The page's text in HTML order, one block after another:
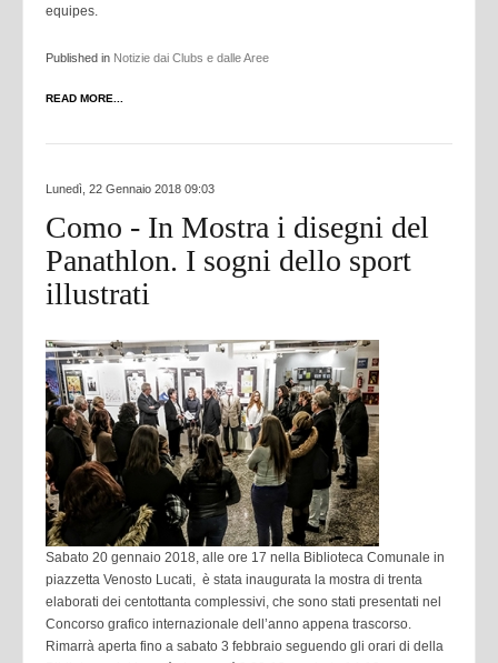
equipes.
Published in Notizie dai Clubs e dalle Aree
READ MORE...
Lunedì, 22 Gennaio 2018 09:03
Como - In Mostra i disegni del
Panathlon. I sogni dello sport
illustrati
Sabato 20 gennaio 2018, alle ore 17 nella Biblioteca Comunale in
piazzetta Venosto Lucati, è stata inaugurata la mostra di trenta
elaborati dei centottanta complessivi, che sono stati presentati nel
Concorso grafico internazionale dell’anno appena trascorso.
Rimarrà aperta fino a sabato 3 febbraio seguendo gli orari di della